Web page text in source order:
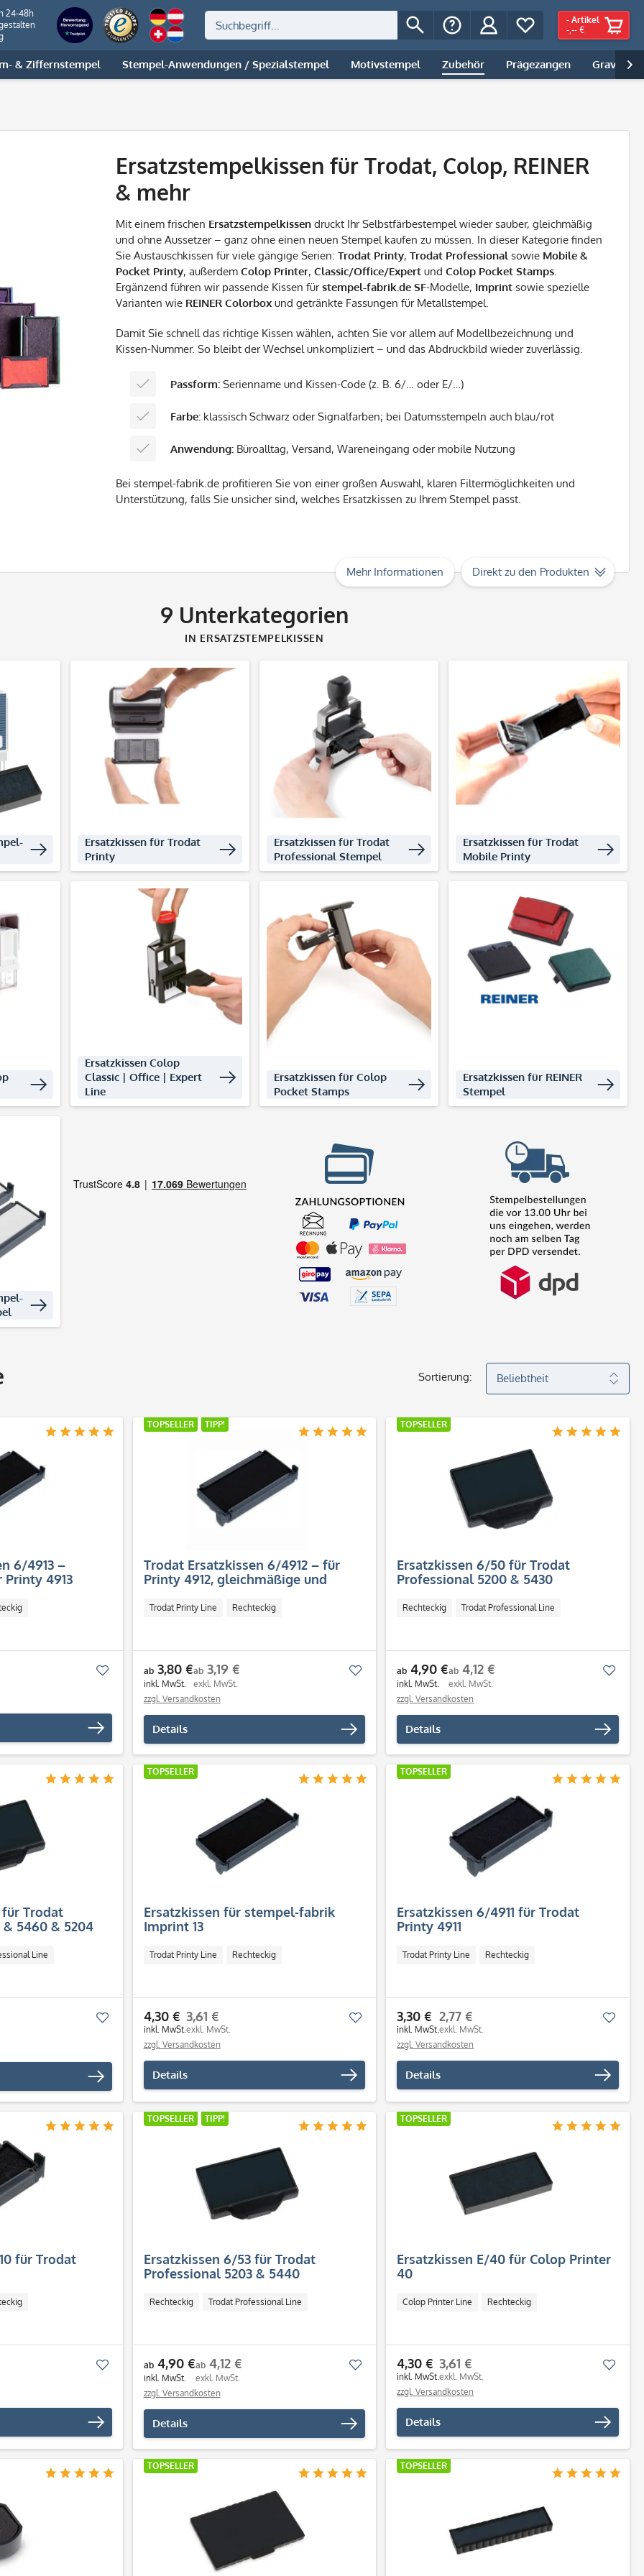
24-48h
- Artikel
-,-- €
& Ziffernstempel Stempel-Anwendungen / Spezialstempel Motivstempel Zubehör Prägezangen Gravur |

Ersatzstempelkissen für Trodat, Colop, REINER
& mehr
Mit einem frischen Ersatzstempelkissen druckt Ihr Selbstfärbestempel wieder sauber, gleichmäßig
und ohne Aussetzer – ganz ohne einen neuen Stempel kaufen zu müssen. In dieser Kategorie finden
Sie Austauschkissen für viele gängige Serien: Trodat Printy, Trodat Professionalsowie Mobile &
Pocket Printy, außerdem Colop Printer, Classic/Office/Expert und Colop Pocket Stamps.
Ergänzend führen wir passende Kissen fürstempel-fabrik.de SF-Modelle, Imprint sowie spezielle
Varianten wie REINER Colorbox und getränkte Fassungen für Metallstempel.
Damit Sie schnell das richtige Kissen wählen, achten Sie vor allem auf Modellbezeichnung und
Kissen-Nummer. So bleibt der Wechsel unkompliziert – und das Abdruckbild wieder zuverlässig.
Passform: Serienname und Kissen-Code (z. B. 6/… oder E/…)
Farbe: klassisch Schwarz oder Signalfarben; bei Datumsstempeln auch blau/rot
Anwendung: Büroalltag, Versand, Wareneingang oder mobile Nutzung
Bei stempel-fabrik.de profitieren Sie von einer großen Auswahl, klaren Filtermöglichkeiten und
Unterstützung, falls Sie unsicher sind, welches Ersatzkissen zu Ihrem Stempel passt.
Mehr Informationen Direkt zu den Produkten
9 Unterkategorien
IN ERSATZSTEMPELKISSEN
Ersatzkissen für Trodat
Printy
Produkte entdecken
Ersatzkissen für Trodat
Professional Stempel
Produkte entdecken
Ersatzkissen für Trodat
Mobile Printy
Produkte entdecken
Ersatzkissen Colop
Classic | Office | Expert
Line
Produkte entdecken
Ersatzkissen für Colop
Pocket Stamps
Produkte entdecken
Ersatzkissen für REINER
Stempel
Produkte entdecken
Sortierung:
6/4913 –
4913
Merken
TOPSELLER TIPP!
Trodat Ersatzkissen 6/4912 – für
Printy 4912, gleichmäßige und
Trodat Printy Line Rechteckig
ab3,80 €
inkl. MwSt.
ab3,19 €
exkl. MwSt.
zzgl. Versandkosten
Details
Merken
TOPSELLER
Ersatzkissen 6/50 für Trodat
Professional 5200 & 5430
Rechteckig Trodat Professional Line
ab 4,90 €
inkl. MwSt.
ab 4,12 €
exkl. MwSt.
zzgl. Versandkosten
Details
Trodat
5460 & 5204
Line
Merken
TOPSELLER
Ersatzkissen für stempel-fabrik
Imprint 13
Trodat Printy Line Rechteckig
4,30 €
inkl. MwSt.
3,61 €
exkl. MwSt.
zzgl. Versandkosten
Details
Merken
TOPSELLER
Ersatzkissen 6/4911 für Trodat
Printy 4911
Trodat Printy Line Rechteckig
3,30 €
inkl. MwSt.
2,77 €
exkl. MwSt.
zzgl. Versandkosten
Details
für Trodat
Merken
TOPSELLER TIPP!
Ersatzkissen 6/53 für Trodat
Professional 5203 & 5440
Rechteckig Trodat Professional Line
ab4,90 €
inkl. MwSt.
ab4,12 €
exkl. MwSt.
zzgl. Versandkosten
Details
Merken
TOPSELLER
Ersatzkissen E/40 für Colop Printer
40
Colop Printer Line Rechteckig
4,30 €
inkl. MwSt.
3,61 €
exkl. MwSt.
zzgl. Versandkosten
Details
TOPSELLER TOPSELLER